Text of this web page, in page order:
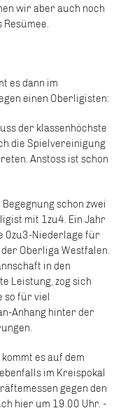
wir aber auch noch
Resümee.
es dann im
einen Oberligisten:
der klassenhöchste
die Spielvereinigung
Anstoss ist schon
schon zwei
mit 1zu4. Ein Jahr
0zu3-Niederlage für
Oberliga Westfalen.
in den
Leistung, zog sich
für viel
Anhang hinter der
es auf dem
im Kreispokal
gegen den
hier um 19.00 Uhr. -